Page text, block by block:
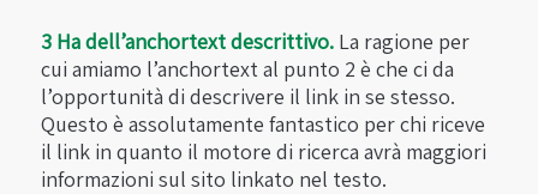
3 Ha dell’anchortext descrittivo.La ragione per
cui amiamo l’anchortext al punto 2 è che ci da
l’opportunità di descrivere il link in se stesso.
Questo è assolutamente fantastico per chi riceve
il link in quanto il motore di ricerca avrà maggiori
informazioni sul sito linkato nel testo.